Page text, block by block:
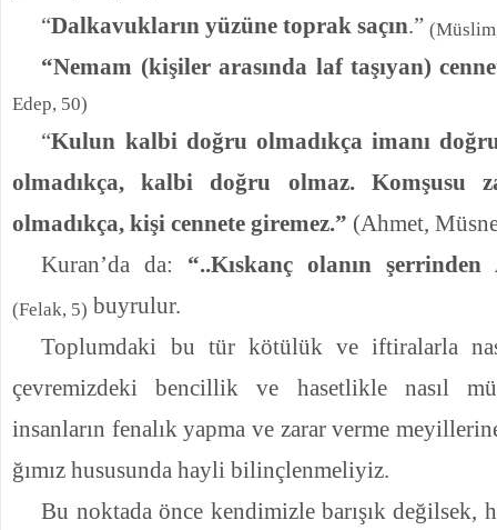
“Dalkavukların yüzüne toprak saçın.”
“Nemam (kişiler arasında laf taşıyan)
Edep, 50)
“Kulun kalbi doğru olmadıkça imanı
olmadıkça, kalbi doğru olmaz. Komşusu
olmadıkça, kişi cennete giremez.” (Ahmet,
Kuran’da da: “..Kıskanç olanın şerrinden
(Felak, 5) buyrulur.
Toplumdaki bu tür kötülük ve iftiralarla
çevremizdeki bencillik ve hasetlikle nasıl
insanların fenalık yapma ve zarar verme
ğımız hususunda hayli bilinçlenmeliyiz.
Bu noktada önce kendimizle barışık değilsek,